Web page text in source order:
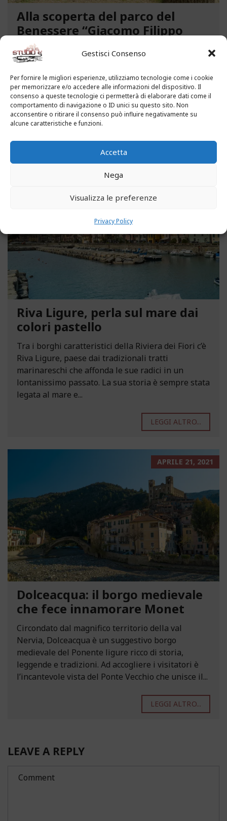
Gestisci Consenso
Per fornire le migliori esperienze, utilizziamo tecnologie come i cookie
per memorizzare e/o accedere alle informazioni del dispositivo. Il
consenso a queste tecnologie ci permetterà di elaborare dati come il
comportamento di navigazione o ID unici su questo sito. Non
acconsentire o ritirare il consenso può influire negativamente su
alcune caratteristiche e funzioni.
Accetta
Nega
Visualizza le preferenze
Privacy Policy
Alla scoperta del parco del
Benessere “Giacomo Filippo
Novaro” a Costarainera
A pochi passi dal mare, un angolo verde di
paradiso affascina i visitatori. Stiamo parlando del
Parco del Benessere “Giacomo Filippo Novaro” di
Costarainera nella Riviera dei Fiori. Un tempo
parco degli ex ospedali Novaro e...
LEGGI ALTRO...
Riva Ligure, perla sul mare dai
colori pastello
Tra i borghi caratteristici della Riviera dei Fiori c’è
Riva Ligure, paese dai tradizionali tratti
marinareschi che affonda le sue radici in un
lontanissimo passato. La sua storia è sempre stata
legata al mare e...
LEGGI ALTRO...
APRILE 21, 2021
Dolceacqua: il borgo medievale
che fece innamorare Monet
Circondato dal magnifico territorio della val
Nervia, Dolceacqua è un suggestivo borgo
medievale del Ponente ligure ricco di storia,
leggende e tradizioni. Ad accogliere i visitatori è
l’incantevole vista del Ponte Vecchio che unisce il...
LEGGI ALTRO...
LEAVE A REPLY